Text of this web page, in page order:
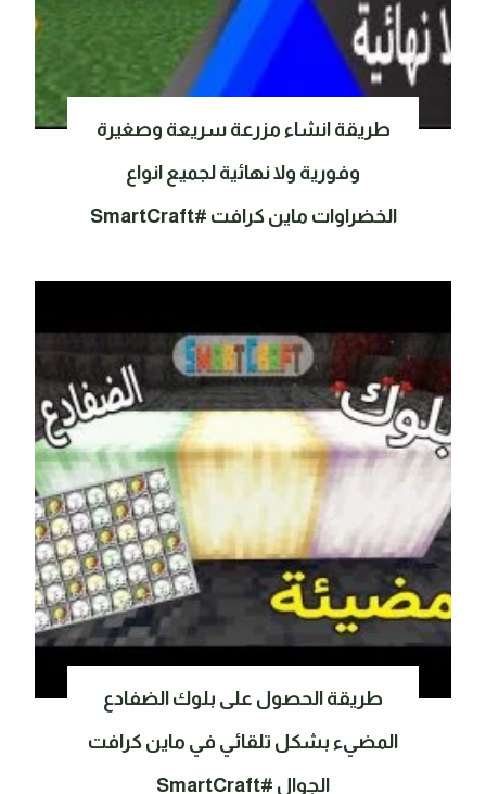
طريقة انشاء مزرعة سريعة وصغيرة
وفورية ولا نهائية لجميع انواع
الخضراوات ماين كرافت #SmartCraft
طريقة الحصول على بلوك الضفادع
المضيء بشكل تلقائي في ماين كرافت
الجوال #SmartCraft